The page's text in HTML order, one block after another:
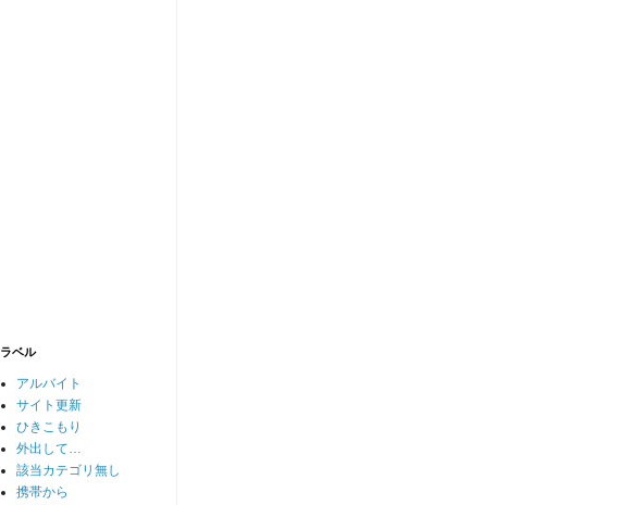
ラベル
アルバイト
サイト更新
ひきこもり
外出して…
該当カテゴリ無し
携帯から